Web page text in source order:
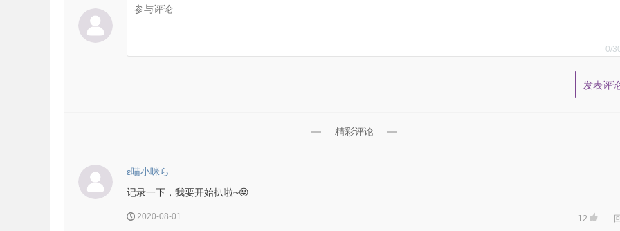
0/
精彩评论
ε喵小咪ら
记录一下，我要开始扒啦~😛
2020-08-01 12